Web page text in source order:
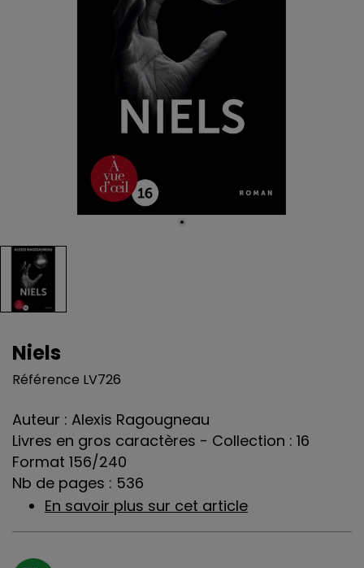
Niels
Référence LV726
Auteur : Alexis Ragougneau
Livres en gros caractères - Collection : 16
Format 156/240
Nb de pages : 536
En savoir plus sur cet article